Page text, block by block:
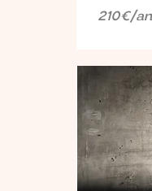
210€/an